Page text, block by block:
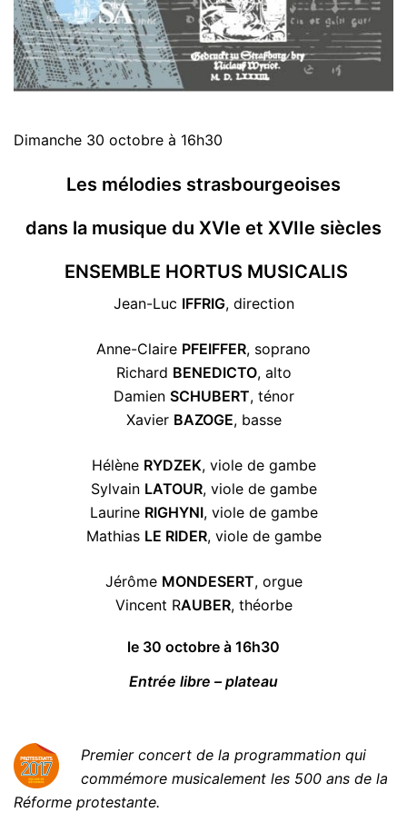
Dimanche 30 octobre à 16h30
Les mélodies strasbourgeoises
dans la musique du XVIe et XVIIe siècles
ENSEMBLE HORTUS MUSICALIS
Jean-Luc IFFRIG, direction
Anne-Claire PFEIFFER, soprano
Richard BENEDICTO, alto
Damien SCHUBERT, ténor
Xavier BAZOGE, basse
Hélène RYDZEK, viole de gambe
Sylvain LATOUR, viole de gambe
Laurine RIGHYNI, viole de gambe
Mathias LE RIDER, viole de gambe
Jérôme MONDESERT, orgue
Vincent RAUBER, théorbe
le 30 octobre à 16h30
Entrée libre – plateau
Premier concert de la programmation qui
commémore musicalement les 500 ans de la
Réforme protestante.